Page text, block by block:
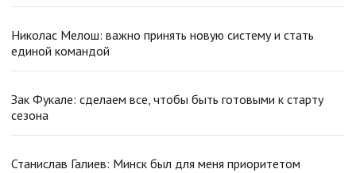
Николас Мелош: важно принять новую систему и стать
единой командой
Зак Фукале: сделаем все, чтобы быть готовыми к старту
сезона
Станислав Галиев: Минск был для меня приоритетом